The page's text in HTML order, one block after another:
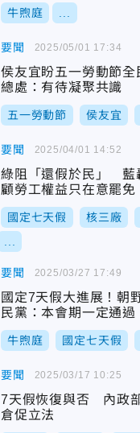
牛煦庭
要聞
侯友宜盼五一勞動節
總處：有待凝聚共識
五一勞動節 侯友宜
2025/05/01 17:34
要聞
綠阻「還假於民」 藍
顧勞工權益只在意罷免
國定七天假 核三廠
2025/04/01 14:52
要聞
國定7天假大進展！朝
民黨：本會期一定通過
牛煦庭 國定七天假
2025/03/27 17:49
要聞
7天假恢復與否 內政
倉促立法
2025/03/17 10:25